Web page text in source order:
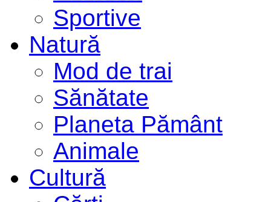
Sportive
Natură
Mod de trai
Sănătate
Planeta Pământ
Animale
Cultură